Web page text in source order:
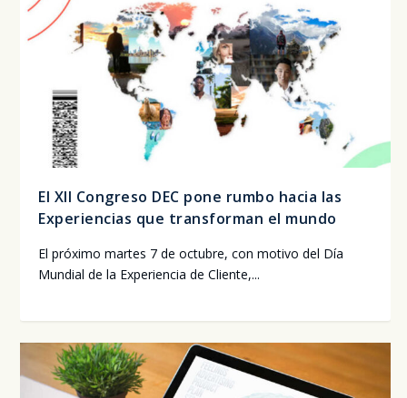
El XII Congreso DEC pone rumbo hacia las
Experiencias que transforman el mundo
El pró­xi­mo mar­tes 7 de octu­bre, con moti­vo del Día
Mun­dial de la Expe­rien­cia de Clien­te,...